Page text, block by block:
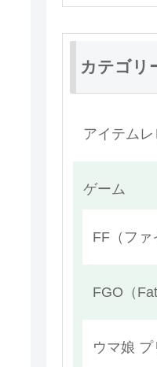
カテゴリ
アイテム
ゲーム
FF（ファ
FGO（
ウマ娘